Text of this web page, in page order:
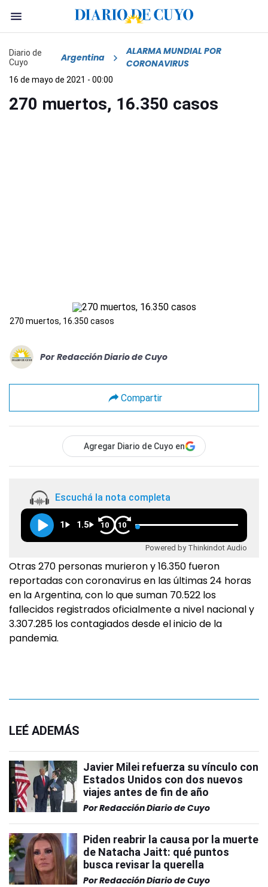
Diario de
Cuyo
Argentina
ALARMA MUNDIAL POR
CORONAVIRUS
16 de mayo de 2021 - 00:00
270 muertos, 16.350 casos
270 muertos, 16.350 casos
Por Redacción Diario de Cuyo
Compartir
Agregar Diario de Cuyo en
Escuchá la nota completa
1 1.5 10 10
Powered by Thinkindot Audio
Otras 270 personas murieron y 16.350 fueron
reportadas con coronavirus en las últimas 24 horas
en la Argentina, con lo que suman 70.522 los
fallecidos registrados oficialmente a nivel nacional y
3.307.285 los contagiados desde el inicio de la
pandemia.
LEÉ ADEMÁS
Javier Milei refuerza su vínculo con
Estados Unidos con dos nuevos
viajes antes de fin de año
PorRedacción Diario de Cuyo
Piden reabrir la causa por la muerte
de Natacha Jaitt: qué puntos
busca revisar la querella
PorRedacción Diario de Cuyo